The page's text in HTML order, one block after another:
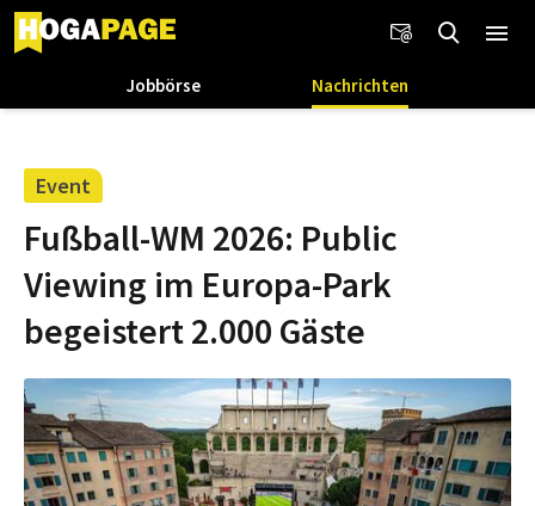
Jobbörse Nachrichten
Event
Fußball-WM 2026: Public
Viewing im Europa-Park
begeistert 2.000 Gäste